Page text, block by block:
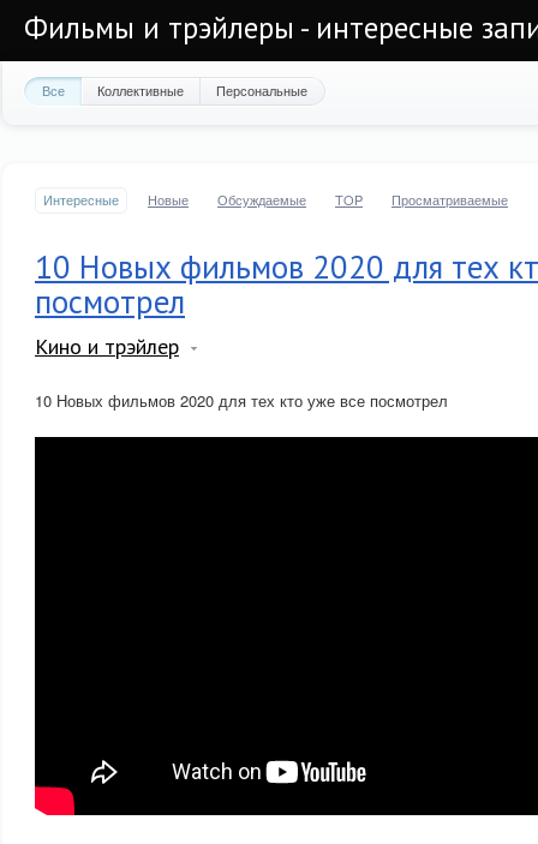
Фильмы и трэйлеры - интересные
Все Коллективные Персональные
Интересные Новые Обсуждаемые TOP Просматриваемые
10 Новых фильмов 2020 для тех
посмотрел
Кино и трэйлер
10 Новых фильмов 2020 для тех кто уже все посмотрел